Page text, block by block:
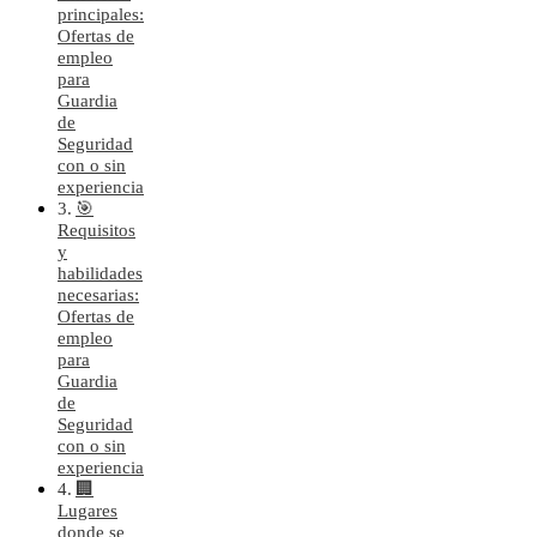
principales:
Ofertas de
empleo
para
Guardia
de
Seguridad
con o sin
experiencia
🎯
Requisitos
y
habilidades
necesarias:
Ofertas de
empleo
para
Guardia
de
Seguridad
con o sin
experiencia
🏢
Lugares
donde se